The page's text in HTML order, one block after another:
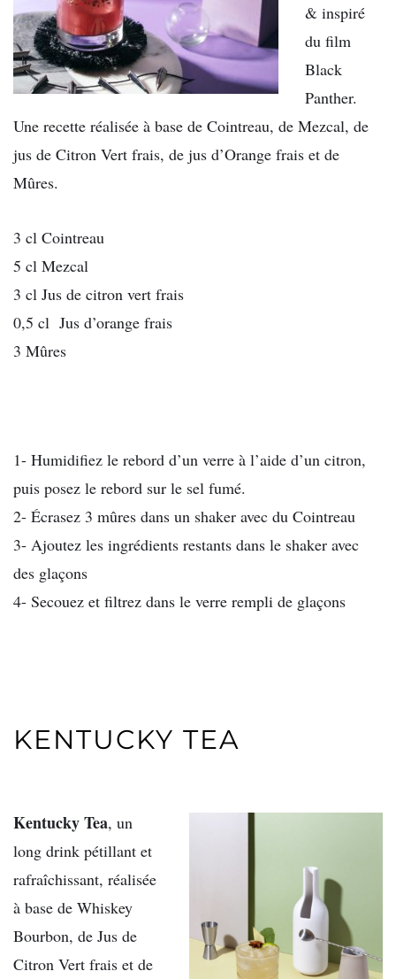
& inspiré
du film
Black
Panther.
Une recette réalisée à base de Cointreau, de Mezcal, de
jus de Citron Vert frais, de jus d’Orange frais et de
Mûres.
3 cl Cointreau
5 cl Mezcal
3 cl Jus de citron vert frais
0,5 cl Jus d’orange frais
3 Mûres
1- Humidifiez le rebord d’un verre à l’aide d’un citron,
puis posez le rebord sur le sel fumé.
2- Écrasez 3 mûres dans un shaker avec du Cointreau
3- Ajoutez les ingrédients restants dans le shaker avec
des glaçons
4- Secouez et filtrez dans le verre rempli de glaçons
KENTUCKY TEA
Kentucky Tea, un
long drink pétillant et
rafraîchissant, réalisée
à base de Whiskey
Bourbon, de Jus de
Citron Vert frais et de